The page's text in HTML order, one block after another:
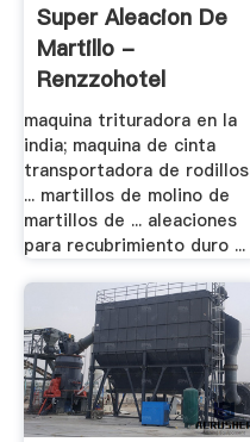
Super Aleacion De
Martillo -
Renzzohotel
maquina trituradora en la
india; maquina de cinta
transportadora de rodillos
... martillos de molino de
martillos de ... aleaciones
para recubrimiento duro ...